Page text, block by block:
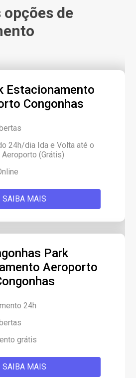
de
Estacionamento
Congonhas
24h/dia Ida e Volta até o
Aeroporto (Grátis)
SAIBA MAIS
Park
Aeroporto
24h
grátis
SAIBA MAIS